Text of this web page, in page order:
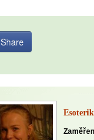
Share